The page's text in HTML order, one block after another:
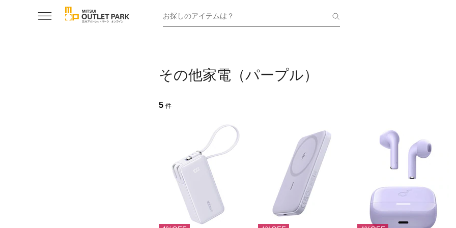
お探しのアイテムは？
その他家電（パープル）
5 件